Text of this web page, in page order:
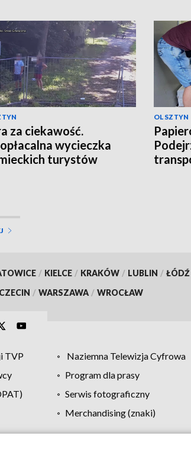
za ciekawość.
wycieczka
turystów
OLSZTYN
/ KIELCE / KRAKÓW / LUBLIN / ŁÓDŹ
/ WARSZAWA / WROCŁAW
TVP Naziemna Telewizja Cyfrowa
Program dla prasy
Serwis fotograficzny
Merchandising (znaki)